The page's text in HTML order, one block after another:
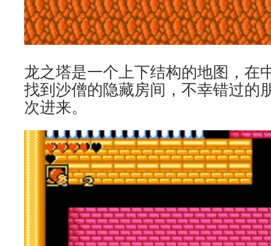
龙之塔是一个上下结构的地图，在
找到沙僧的隐藏房间，不幸错过的
次进来。